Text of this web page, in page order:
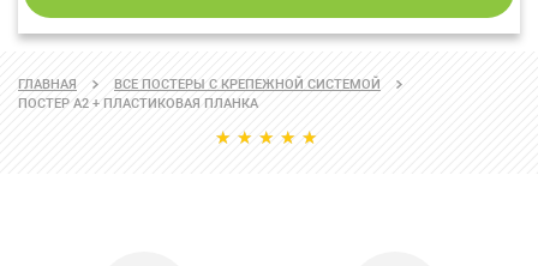
ГЛАВНАЯ
ВСЕ ПОСТЕРЫ С КРЕПЕЖНОЙ СИСТЕМОЙ
ПОСТЕР А2 + ПЛАСТИКОВАЯ ПЛАНКА